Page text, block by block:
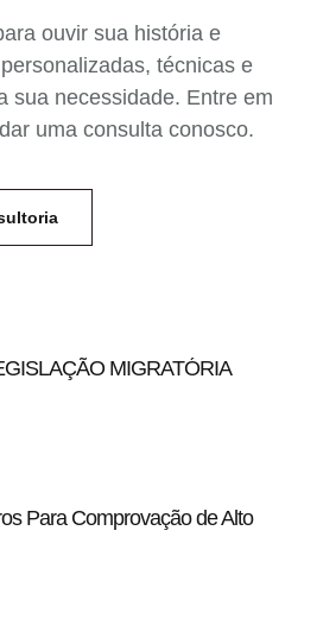
ouvir sua história e
técnicas e
sua necessidade. Entre em
uma consulta conosco.
MIGRATÓRIA
Para Comprovação de Alto